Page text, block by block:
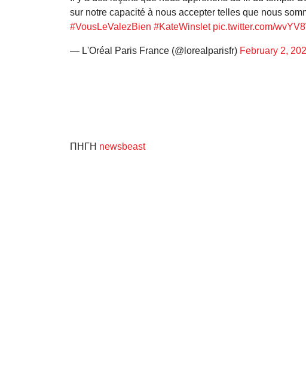
sur notre capacité à nous accepter telles que nous
#VousLeValezBien #KateWinslet pic.twitter.com/
— L'Oréal Paris France (@lorealparisfr) February 2,
ΠΗΓΗ newsbeast